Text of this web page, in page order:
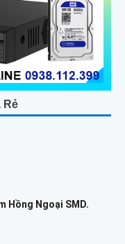
Rẻ
Hồng Ngoại SMD.